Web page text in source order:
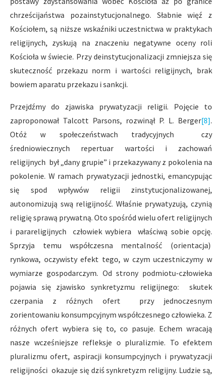
chrześcijaństwa pozainstytucjonalnego. Słabnie więź z
Kościołem, są niższe wskaźniki uczestnictwa w praktykach
religijnych, zyskują na znaczeniu negatywne oceny roli
Kościoła w świecie. Przy deinstytucjonalizacji zmniejsza się
skuteczność przekazu norm i wartości religijnych, brak
bowiem aparatu przekazu i sankcji.
Przejdźmy do zjawiska prywatyzacji religii. Pojęcie to
zaproponował Talcott Parsons, rozwinął P. L. Berger[8].
Otóż w społeczeństwach tradycyjnych czy
średniowiecznych repertuar wartości i zachowań
religijnych był „dany grupie” i przekazywany z pokolenia na
pokolenie. W ramach prywatyzacji jednostki, emancypując
się spod wpływów religii zinstytucjonalizowanej,
autonomizują swą religijność. Właśnie prywatyzują, czynią
religię sprawą prywatną. Oto spośród wielu ofert religijnych
i parareligijnych człowiek wybiera właściwą sobie opcję.
Sprzyja temu współczesna mentalność (orientacja)
rynkowa, oczywisty efekt tego, w czym uczestniczymy w
wymiarze gospodarczym. Od strony podmiotu-człowieka
pojawia się zjawisko synkretyzmu religijnego: skutek
czerpania z różnych ofert przy jednoczesnym
zorientowaniu konsumpcyjnym współczesnego człowieka. Z
różnych ofert wybiera się to, co pasuje. Echem wracają
nasze wcześniejsze refleksje o pluralizmie. To efektem
pluralizmu ofert, aspiracji konsumpcyjnych i prywatyzacji
religijności okazuje się dziś synkretyzm religijny. Ludzie są,